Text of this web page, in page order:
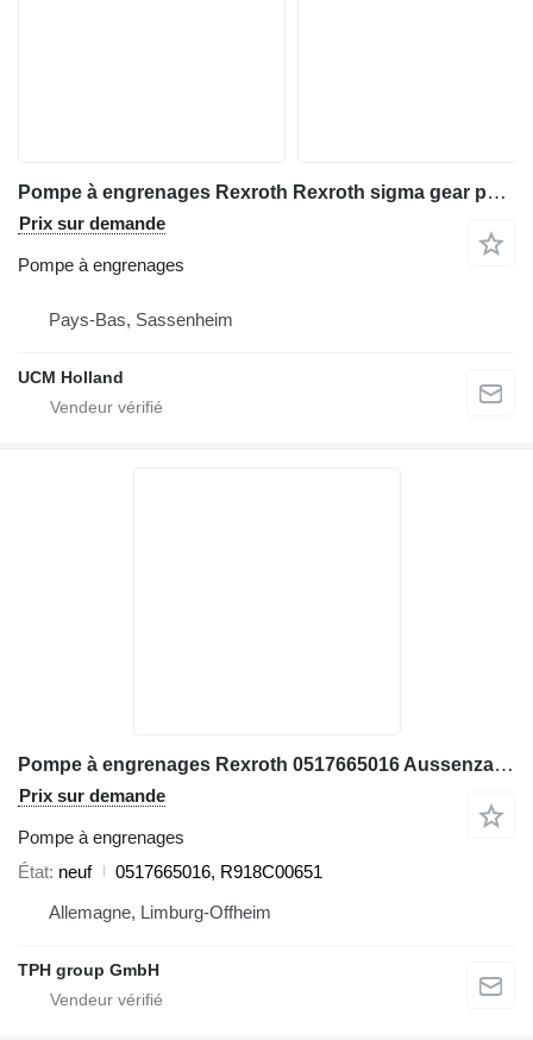
Pompe à engrenages Rexroth Rexroth sigma gear pump pour grue mobile
Prix sur demande
Pompe à engrenages
Pays-Bas, Sassenheim
UCM Holland
Pompe à engrenages Rexroth 0517665016 Aussenzahnradpumpe, R918C00651
Prix sur demande
Pompe à engrenages
État neuf
0517665016, R918C00651
Allemagne, Limburg-Offheim
TPH group GmbH